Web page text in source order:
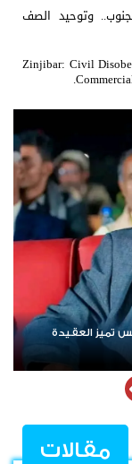
وتوحيد الصف
Zinjibar: Civil
وتوحيد الصف
مقالات